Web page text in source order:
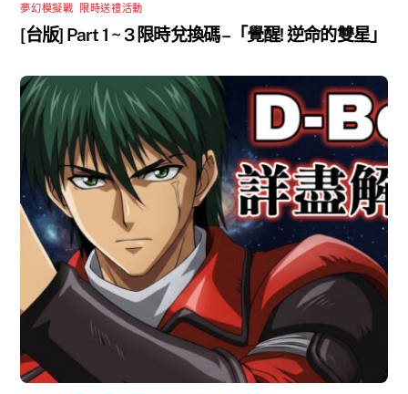
夢幻模擬戰 限時送禮活動
[台版] Part 1 ~ 3 限時兌換碼 –「覺醒! 逆命的雙星」